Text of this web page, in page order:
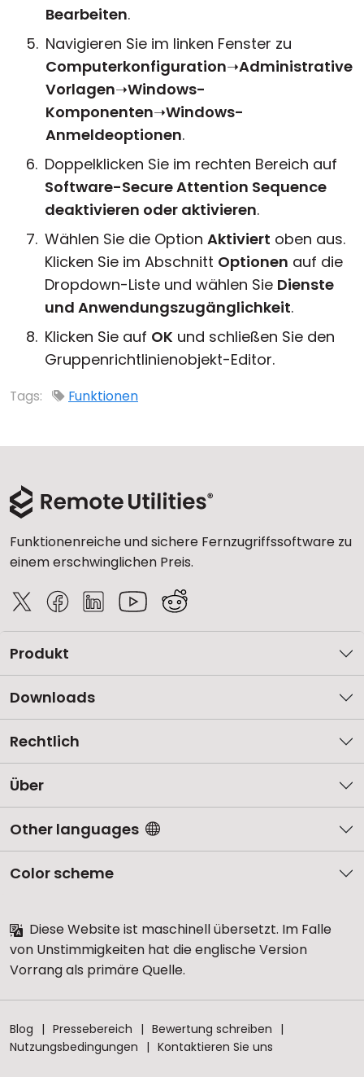
Bearbeiten.
Navigieren Sie im linken Fenster zu
Computerkonfiguration➝Administrative
Vorlagen➝Windows-
Komponenten➝Windows-
Anmeldeoptionen.
Doppelklicken Sie im rechten Bereich auf
Software-Secure Attention Sequence
deaktivieren oder aktivieren.
Wählen Sie die Option Aktiviert oben aus.
Klicken Sie im Abschnitt Optionen auf die
Dropdown-Liste und wählen Sie Dienste
und Anwendungszugänglichkeit.
Klicken Sie auf OK und schließen Sie den
Gruppenrichtlinienobjekt-Editor.
Tags: Funktionen
Funktionenreiche und sichere Fernzugriffssoftware zu
einem erschwinglichen Preis.
Produkt
Downloads
Rechtlich
Über
Other languages
Color scheme
Diese Website ist maschinell übersetzt. Im Falle
von Unstimmigkeiten hat die englische Version
Vorrang als primäre Quelle.
Blog Pressebereich
Bewertung schreiben
Nutzungsbedingungen
Kontaktieren Sie uns